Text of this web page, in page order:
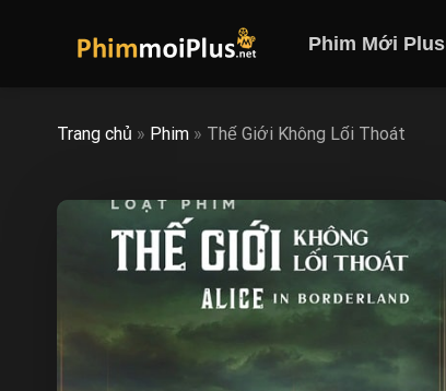
Phim Mới Plus
Trang chủ » Phim » Thế Giới Không Lối Thoát